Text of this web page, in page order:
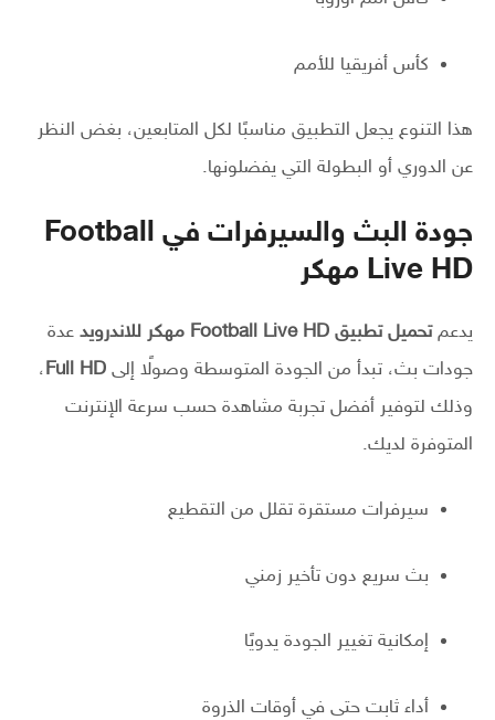
كأس أفريقيا للأمم
هذا التنوع يجعل التطبيق مناسبًا لكل المتابعين، بغض النظر
عن الدوري أو البطولة التي يفضلونها.
جودة البث والسيرفرات في Football
Live HD مهكر
يدعمتحميل تطبيق Football Live HD مهكر للاندرويد
عدة
جودات بث، تبدأ من الجودة المتوسطة وصولًا إلى Full HD،
وذلك لتوفير أفضل تجربة مشاهدة حسب سرعة الإنترنت
المتوفرة لديك.
سيرفرات مستقرة تقلل من التقطيع
بث سريع دون تأخير زمني
إمكانية تغيير الجودة يدويًا
أداء ثابت حتى في أوقات الذروة